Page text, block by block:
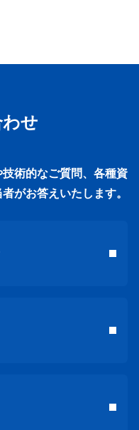
せ
術的なご質問、各種資
がお答えいたします。